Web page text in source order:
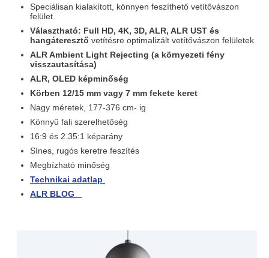
Speciálisan kialakított, könnyen feszíthető vetítővászon
felület
Választható: Full HD, 4K, 3D, ALR, ALR UST és
hangáteresztő vetítésre optimalizált vetítővászon felületek
ALR Ambient Light Rejecting (a környezeti fény
visszautasítása)
ALR, OLED képminőség
Körben 12/15 mm vagy 7 mm fekete keret
Nagy méretek, 177-376 cm- ig
Könnyű fali szerelhetőség
16:9 és 2.35:1 képarány
Sínes, rugós keretre feszítés
Megbízható minőség
Technikai adatlap
ALR BLOG